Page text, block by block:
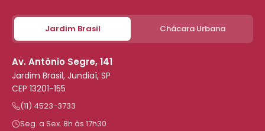
Jardim Brasil Chácara Urbana
Av. Antônio Segre, 141
Jardim Brasil, Jundiaí, SP
CEP 13201-155
(11) 4523-3733
Seg. a Sex. 8h às 17h30